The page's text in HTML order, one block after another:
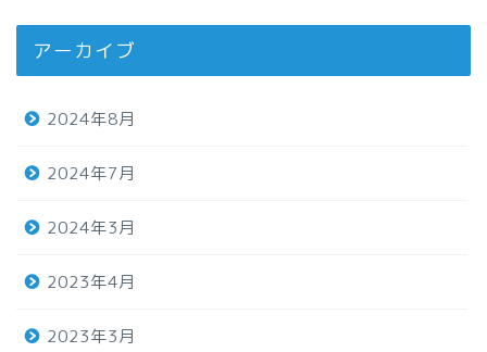
アーカイブ
2024年8月
2024年7月
2024年3月
2023年4月
2023年3月